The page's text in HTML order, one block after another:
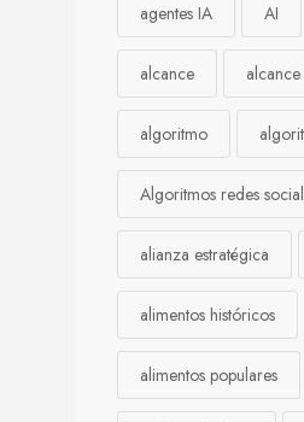
agentes IA AI
alcance
algoritmo
Algoritmos redes
alianza estratégica
alimentos históricos
alimentos populares